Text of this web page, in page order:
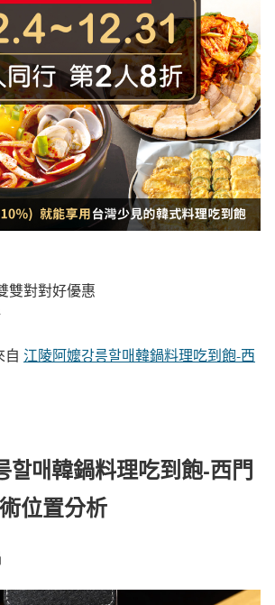
雙對對好優惠
江陵阿嬤강릉할매韓鍋料理吃到飽-西
할매韓鍋料理吃到飽-西門
位置分析